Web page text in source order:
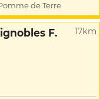
de Terre
F.
17km